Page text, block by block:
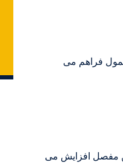
فراهم می
مفصل افزایش می